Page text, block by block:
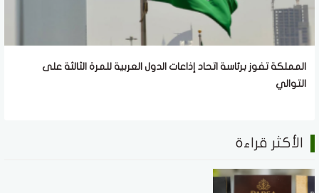
المملكة تفوز برئاسة اتحاد إذاعات الدول العربية للمرة الثالثة على
التوالي
الأكثر قراءة